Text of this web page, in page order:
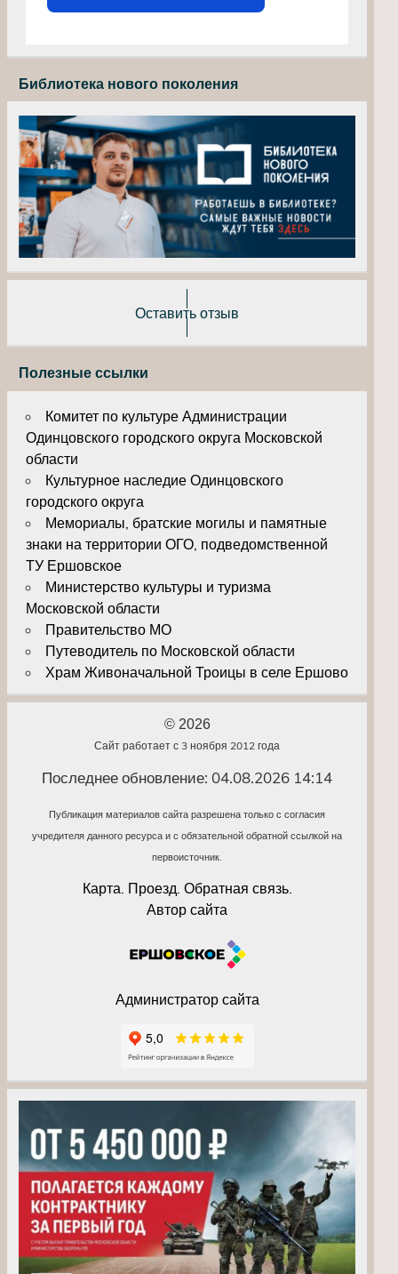
Библиотека нового поколения
Оставить отзыв
Полезные ссылки
Комитет по культуре Администрации
Одинцовского городского округа Московской
области
Культурное наследие Одинцовского
городского округа
Мемориалы, братские могилы и памятные
знаки на территории ОГО, подведомственной
ТУ Ершовское
Министерство культуры и туризма
Московской области
Правительство МО
Путеводитель по Московской области
Храм Живоначальной Троицы в селе Ершово
© 2026
Сайт работает с 3 ноября 2012 года
Последнее обновление: 04.08.2026 14:14
Публикация материалов сайта разрешена только с согласия
учредителя данного ресурса и с обязательной обратной ссылкой на
первоисточник.
Карта. Проезд. Обратная связь.
Автор сайта
Администратор сайта